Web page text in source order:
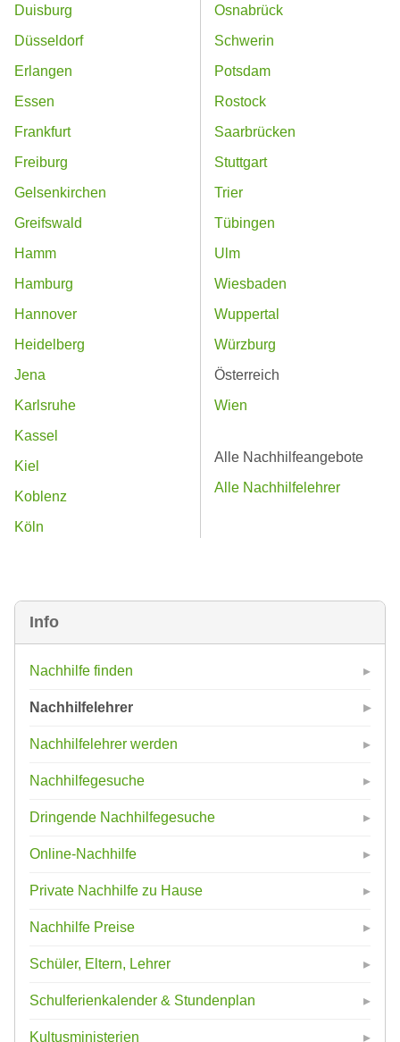
Info
Nachhilfe finden
Nachhilfelehrer
Nachhilfelehrer werden
Nachhilfegesuche
Dringende Nachhilfegesuche
Online-Nachhilfe
Private Nachhilfe zu Hause
Nachhilfe Preise
Schüler, Eltern, Lehrer
Schulferienkalender & Stundenplan
Kultusministerien
Duisburg
Düsseldorf
Erlangen
Essen
Frankfurt
Freiburg
Gelsenkirchen
Greifswald
Hamm
Hamburg
Hannover
Heidelberg
Jena
Karlsruhe
Kassel
Kiel
Koblenz
Köln
Osnabrück
Schwerin
Potsdam
Rostock
Saarbrücken
Stuttgart
Trier
Tübingen
Ulm
Wiesbaden
Wuppertal
Würzburg
Österreich
Wien
Alle Nachhilfeangebote
Alle Nachhilfelehrer